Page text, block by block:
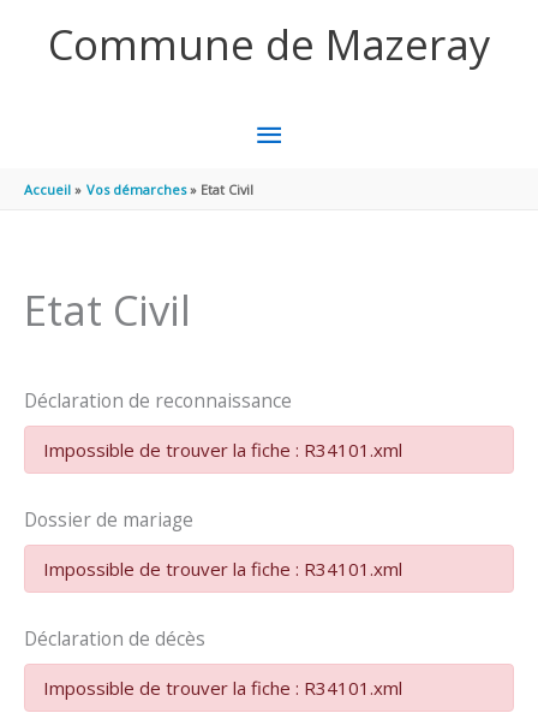
Commune de Mazeray
MENU
PRINCIPAL
Accueil Vos démarches Etat Civil
Etat Civil
Déclaration de reconnaissance
Impossible de trouver la fiche : R34101.xml
Dossier de mariage
Impossible de trouver la fiche : R34101.xml
Déclaration de décès
Impossible de trouver la fiche : R34101.xml